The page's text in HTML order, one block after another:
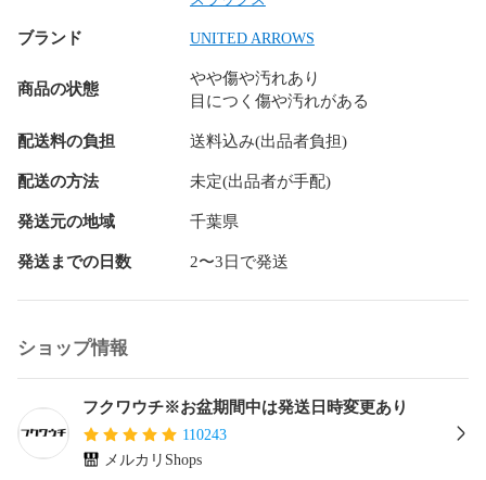
ン ミリタリー 法被 着物 浴衣 自動巻時計 手巻時計 スマート
ウォッチ クオーツ ビンテージ ビンテージ 古着 ミディアム ボ
リューム 上下セット 春 夏 秋 冬 高級品 プチプラ セットアッ
プ アンサンブル キャンプ アウトドア 結婚式 二次会 就活 合
コン ドライブ デート 同窓会 飲み会 登山 休日 家族 まったり
里帰り ゆったり パジャマ 部屋着 家着 外行き 旅行 オフィス
カジュアル OL 喪服 冠婚葬祭 フェス ライブ クラブ オタ活 テ
ポーツ スキー スノボ サーフィン カラオケ パーティー コーデ
ィネート コーデ ドメスティック インポート サーフ系 ギャル
系 ロリータ系 韓国系 ストリート系 Y2K 個性派 量産型 ウエデ
ィング お呼ばれ 同窓会 裏原系 お見合い 夏祭り 花火大会 ネ
パー系 youtuber インフルエンサー ナチュラル系 モデル系 ガ
テン系 オーガニック系 芸能人 俳優系 複数商品 まとめ お得
かわいい系 ガーリー 個性派 フィットネス系 ヤンキー系 おじ
さん系 オタク系 モード系 やりら系 ホスト系 キャバ 清楚系
アイドル系
ブランド UNITED ARROWS
商品の状態
やや傷や汚れあり
目につく傷や汚れがある
配送料の負担 送料込み(出品者負担)
配送の方法 未定(出品者が手配)
発送元の地域 千葉県
発送までの日数 2〜3日で発送
ショップ情報
フクワウチ※お盆期間中は発送日時変更あり
110243
メルカリShops